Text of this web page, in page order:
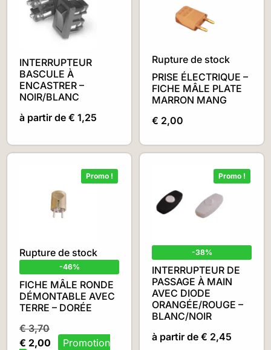
INTERRUPTEUR
BASCULE À
ENCASTRER –
NOIR/BLANC
à partir de € 1,25
Rupture de stock
PRISE ÉLECTRIQUE –
FICHE MÂLE PLATE
MARRON MANG
€ 2,00
Promo !
Rupture de stock
-46%
FICHE MÂLE RONDE
DÉMONTABLE AVEC
TERRE – DORÉE
€3,70
€ 2,00
Promo !
-38%
INTERRUPTEUR DE
PASSAGE À MAIN
AVEC DIODE
ORANGÉE/ROUGE –
BLANC/NOIR
à partir de € 2,45